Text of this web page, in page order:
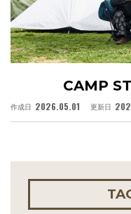
CAMP
作成日 2026.05.01 更新日